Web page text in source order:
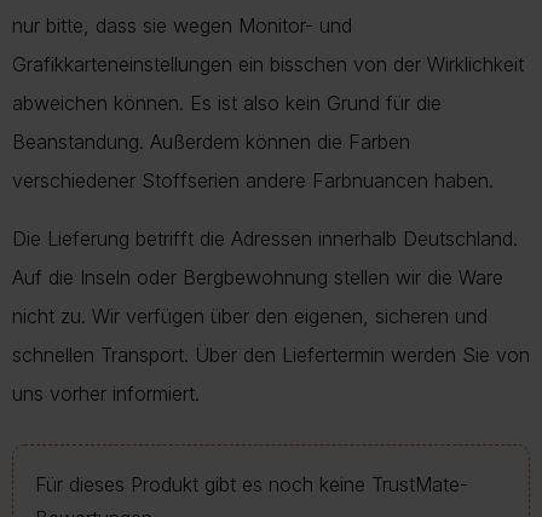
nur bitte, dass sie wegen Monitor- und
Grafikkarteneinstellungen ein bisschen von der Wirklichkeit
abweichen können. Es ist also kein Grund für die
Beanstandung. Außerdem können die Farben
verschiedener Stoffserien andere Farbnuancen haben.
Die Lieferung betrifft die Adressen innerhalb Deutschland.
Auf die Inseln oder Bergbewohnung stellen wir die Ware
nicht zu. Wir verfügen über den eigenen, sicheren und
schnellen Transport. Über den Liefertermin werden Sie von
uns vorher informiert.
Für dieses Produkt gibt es noch keine TrustMate-